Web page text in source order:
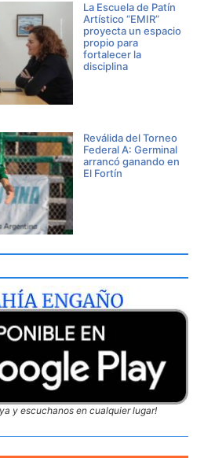
La Escuela de Patín
Artístico “EMIR”
proyecta un espacio
propio para
fortalecer la
disciplina
Reválida del Torneo
Federal A: Germinal
arrancó ganando en
El Fortín
y escuchanos en cualquier lugar!